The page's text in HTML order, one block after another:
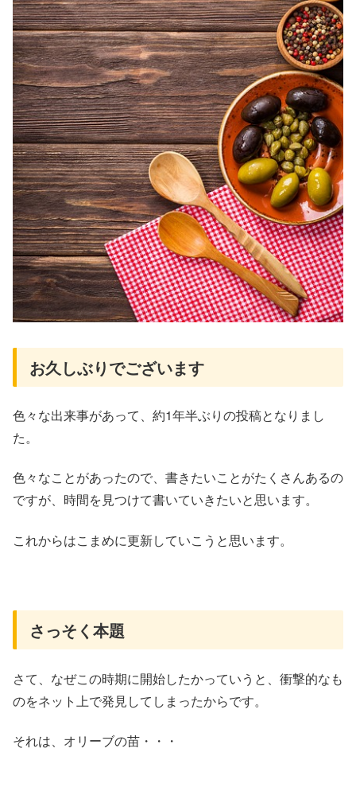
お久しぶりでございます
色々な出来事があって、約1年半ぶりの投稿となりまし
た。
色々なことがあったので、書きたいことがたくさんあるの
ですが、時間を見つけて書いていきたいと思います。
これからはこまめに更新していこうと思います。
さっそく本題
さて、なぜこの時期に開始したかっていうと、衝撃的なも
のをネット上で発見してしまったからです。
それは、オリーブの苗・・・